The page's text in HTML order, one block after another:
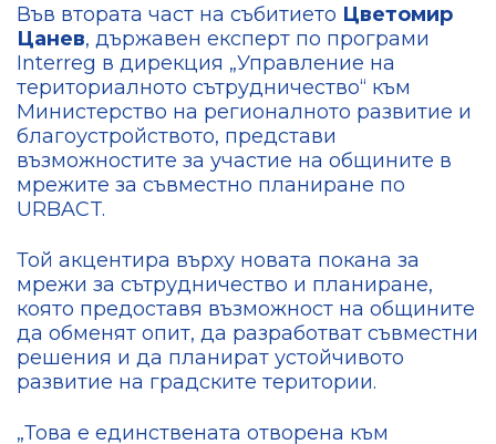
Във втората част на събитието Цветомир
Цанев, държавен експерт по програми
Interreg в дирекция „Управление на
териториалното сътрудничество“ към
Министерство на регионалното развитие и
благоустройството, представи
възможностите за участие на общините в
мрежите за съвместно планиране по
URBACT.
Той акцентира върху новата покана за
мрежи за сътрудничество и планиране,
която предоставя възможност на общините
да обменят опит, да разработват съвместни
решения и да планират устойчивото
развитие на градските територии.
„Това е единствената отворена към